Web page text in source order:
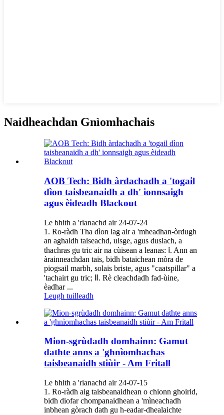
Naidheachdan Gnìomhachais
AOB Tech: Bidh àrdachadh a 'togail
dìon taisbeanaidh a dh' ionnsaigh
agus èideadh Blackout
Le bhith a 'rianachd air 24-07-24
1. Ro-ràdh Tha dìon lag air a 'mheadhan-òrdugh
an aghaidh taiseachd, uisge, agus duslach, a
thachras gu tric air na cùisean a leanas: ⅰ. Ann an
àrainneachdan tais, bidh bataichean mòra de
piogsail marbh, solais briste, agus "caatspillar" a
'tachairt gu tric; Ⅱ. Rè cleachdadh fad-ùine,
èadhar ...
Leugh tuilleadh
Mion-sgrùdadh domhainn: Gamut
dathte anns a 'ghnìomhachas
taisbeanaidh stiùir - Am Fritall
Le bhith a 'rianachd air 24-07-15
1. Ro-ràdh aig taisbeanaidhean o chionn ghoirid,
bidh diofar chompanaidhean a 'mìneachadh
inbhean gòrach dath gu h-eadar-dhealaichte